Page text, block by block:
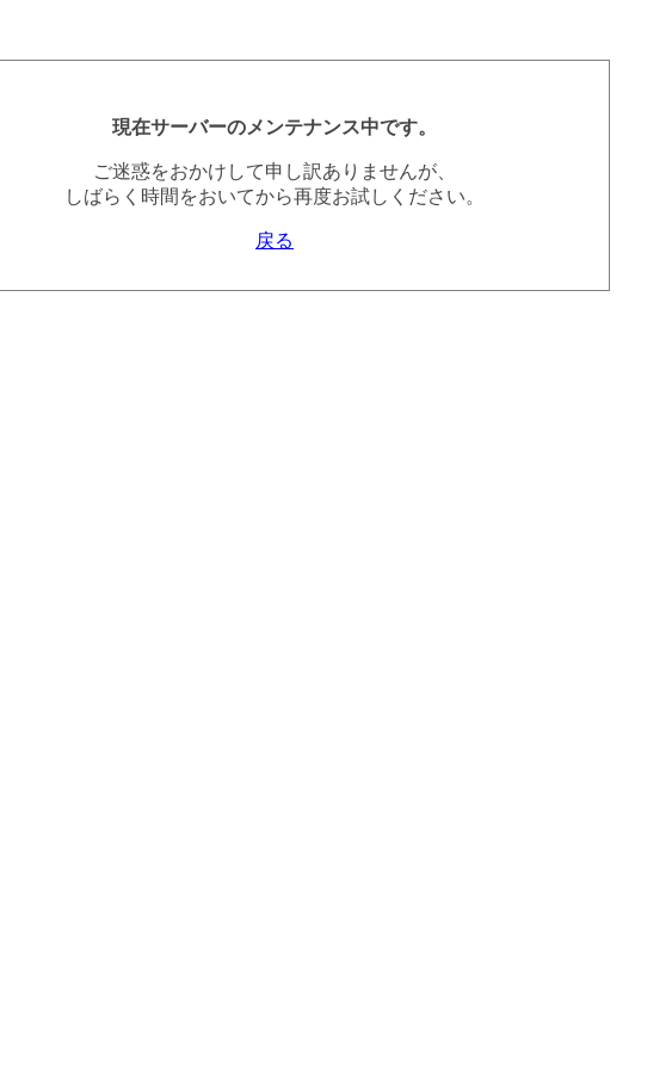
現在サーバーのメンテナンス中です。
ご迷惑をおかけして申し訳ありませんが、
しばらく時間をおいてから再度お試しください。
戻る